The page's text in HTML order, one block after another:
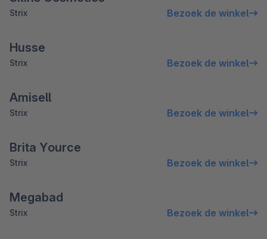
Strix Bezoek de winkel
Husse
Strix Bezoek de winkel
Amisell
Strix Bezoek de winkel
Brita Yource
Strix Bezoek de winkel
Megabad
Strix Bezoek de winkel